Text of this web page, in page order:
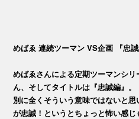
めばゑ 連続ツーマン VS企画 『忠誠
めばゑさんによる定期ツーマンシ
ん、そしてタイトルは『忠誠編』。
別に全くそういう意味ではないと
が忠誠！というとちょっと怖い感じ